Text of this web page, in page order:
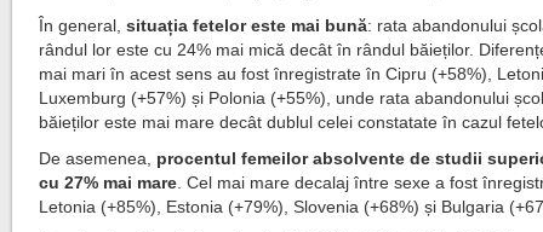
În general,situația fetelor este mai bună: rata abandonului
rândul lor este cu 24% mai mică decât în rândul băieților.
mai mari în acest sens au fost înregistrate în Cipru (+58%),
Luxemburg (+57%) și Polonia (+55%), unde rata abandonului
băieților este mai mare decât dublul celei constatate în cazul
De asemenea, procentul femeilor absolvente de studii
cu 27% mai mare . Cel mai mare decalaj între sexe a fost
Letonia (+85%), Estonia (+79%), Slovenia (+68%) și Bulgaria